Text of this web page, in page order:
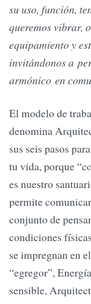
su uso, función,
queremos vibrar,
equipamiento y
invitándonos a
armónico en
El modelo de
denomina
sus seis pasos
tu vida, porque
es nuestro
permite
conjunto de
condiciones
se impregnan en
“egregor”,
sensible,